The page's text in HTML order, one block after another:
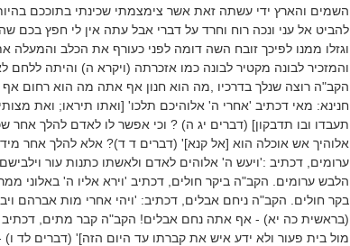
השמים והארץ ידי עשתה זאת אשר צימצמתי שכינתי בתוככם
להביט אל עני ונכה רוח וחרד על דברי אבל עתה אין לי חפץ בכם
וגזלו ממנו לפיכך זובח השה דומה לפני כעורף את הכלב והמעלה
והמזכיר לבונה מקטיר לבונה כמו אזכרתה (ויקרא ה) והיתה ללחם
הקב"ה רוצה שנלך בדרכיו ,מה הוא חנון אף אתה מה הוא רחום
חנינא: מאי דכתיב 'אחרי ה' אלוהיכם תלכו' [ואתו תיראו; ואת
תעבדו ובו תדבקון] (דברים יג ה) ? וכי אפשר לו לאדם להלך אחר
אלוהיך אש אוכלה הוא [אל קנא]' (דברים ד ד)? אלא להלך אחר
ערומים, דכתיב :'ויעש ה' אלוהים לאדם ולאשתו כתנות עור
הלבש ערומים. הקב"ה ביקר חולים, דכתיב 'וירא אליו ה' באלוני
בקר חולים. הקב"ה ניחם אבלים, דכתיב: 'ויהי אחרי מות אברהם
(בראשית כה יא) - אף אתה נחם אבלים! הקב"ה קבר מתים, דכתיב
מול בית פעור ולא ידע איש את קברתו עד היום הזה]' (דברים לד